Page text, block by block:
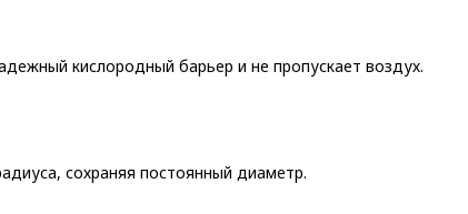
кислородный барьер и не пропускает воздух.
сохраняя постоянный диаметр.